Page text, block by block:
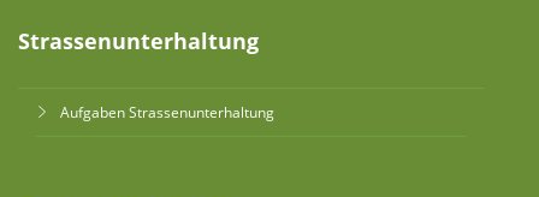
Strassenunterhaltung
Aufgaben Strassenunterhaltung